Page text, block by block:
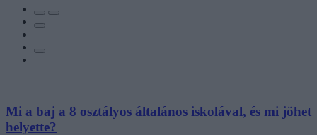
Mi a baj a 8 osztályos általános iskolával, és mi jöhet
helyette?